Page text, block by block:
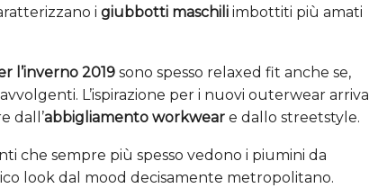
i giubbotti maschili imbottiti più amati
l’inverno 2019 sono spesso relaxed fit anche se,
L’ispirazione per i nuovi outerwear arriva
dall’abbigliamento workwear e dallo streetstyle.
che sempre più spesso vedono i piumini da
look dal mood decisamente metropolitano.